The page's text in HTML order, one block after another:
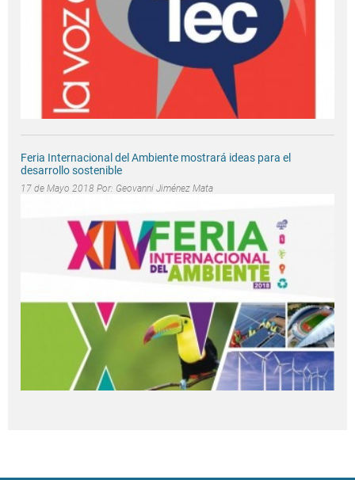
Feria Internacional del Ambiente mostrará ideas para el
desarrollo sostenible
17 de Mayo 2018 Por: Geovanni Jiménez Mata